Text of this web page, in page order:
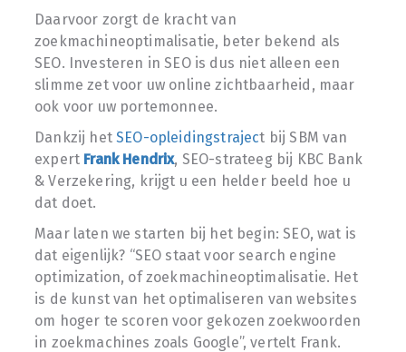
Daarvoor zorgt de kracht van
zoekmachineoptimalisatie, beter bekend als
SEO. Investeren in SEO is dus niet alleen een
slimme zet voor uw online zichtbaarheid, maar
ook voor uw portemonnee.
Dankzij hetSEO-opleidingstraject bij SBM van
expert Frank Hendrix, SEO-strateeg bij KBC Bank
& Verzekering, krijgt u een helder beeld hoe u
dat doet.
Maar laten we starten bij het begin: SEO, wat is
dat eigenlijk? “SEO staat voor search engine
optimization, of zoekmachineoptimalisatie. Het
is de kunst van het optimaliseren van websites
om hoger te scoren voor gekozen zoekwoorden
in zoekmachines zoals Google”, vertelt Frank.